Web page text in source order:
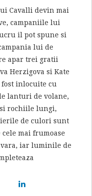
Cavalli devin mai
campaniile lui
il pot spune si
lui de
apar trei gratii
Herzigova si Kate
fost inlocuite cu
lanturi de volane,
rochiile lungi,
de culori sunt
mai frumoase
iar luminile de